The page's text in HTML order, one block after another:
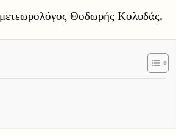
μετεωρολόγος Θοδωρής Κολυδάς.